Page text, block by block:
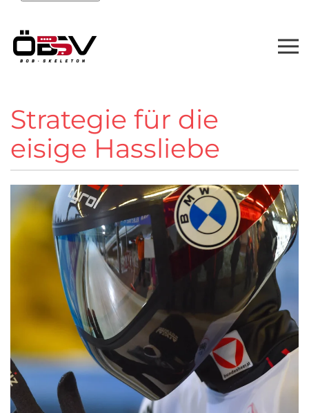
Strategie für die
eisige Hassliebe